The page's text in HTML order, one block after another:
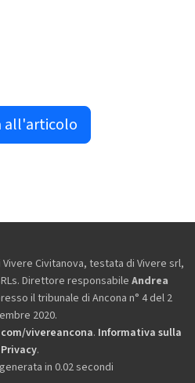
all'articolo
Civitanova, testata di Vivere srl,
Direttore responsabile Andrea
il tribunale di Ancona n° 4 del 2
2020.
vivereancona. Informativa sulla
Privacy.
in 0.02 secondi